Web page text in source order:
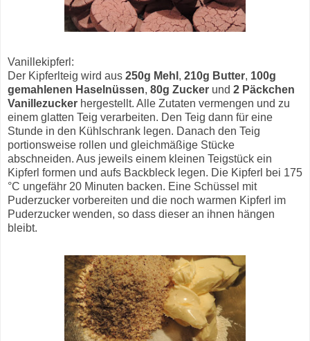
Vanillekipferl:
Der Kipferlteig wird aus 250g Mehl , 210g Butter, 100g
gemahlenen Haselnüssen, 80g Zucker und 2 Päckchen
Vanillezucker hergestellt. Alle Zutaten vermengen und zu
einem glatten Teig verarbeiten. Den Teig dann für eine
Stunde in den Kühlschrank legen. Danach den Teig
portionsweise rollen und gleichmäßige Stücke
abschneiden. Aus jeweils einem kleinen Teigstück ein
Kipferl formen und aufs Backbleck legen. Die Kipferl bei 175
°C ungefähr 20 Minuten backen. Eine Schüssel mit
Puderzucker vorbereiten und die noch warmen Kipferl im
Puderzucker wenden, so dass dieser an ihnen hängen
bleibt.